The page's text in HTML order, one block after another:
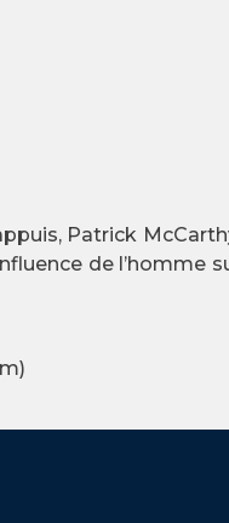
Patrick
de l’homme